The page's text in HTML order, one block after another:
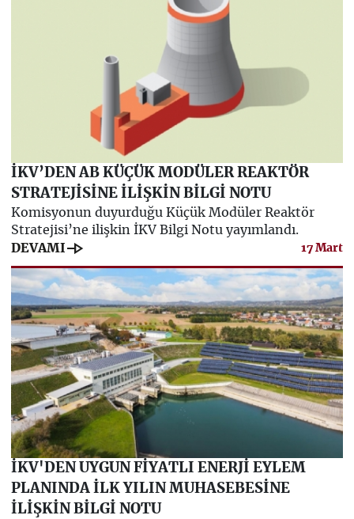
İKV’DEN AB KÜÇÜK MODÜLER REAKTÖR
STRATEJİSİNE İLİŞKİN BİLGİ NOTU
Komisyonun duyurduğu Küçük Modüler Reaktör
Stratejisi’ne ilişkin İKV Bilgi Notu yayımlandı.
DEVAMI line_end_arrow 17 Mart
İKV'DEN UYGUN FİYATLI ENERJİ EYLEM
PLANINDA İLK YILIN MUHASEBESİNE
İLİŞKİN BİLGİ NOTU